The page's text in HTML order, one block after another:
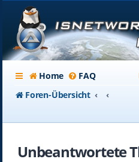
Home FAQ
Foren-Übersicht
Unbeantwortete